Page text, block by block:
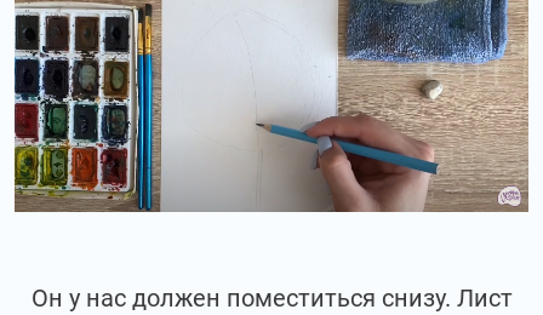
Он у нас должен поместиться снизу. Лист